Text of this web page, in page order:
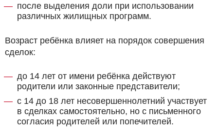
после выделения доли при использовании
различных жилищных программ.
Возраст ребёнка влияет на порядок совершения
сделок:
до 14 лет от имени ребёнка действуют
родители или законные представители;
с 14 до 18 лет несовершеннолетний участвует
в сделках самостоятельно, но с письменного
согласия родителей или попечителей.